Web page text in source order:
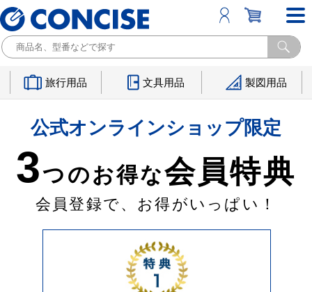
旅行用品 文具用品 製図用品
公式オンラインショップ限定
3つのお得な会員特典
会員登録で、お得がいっぱい！